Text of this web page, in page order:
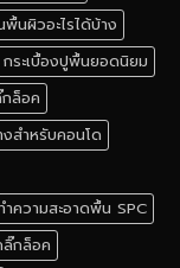
นผิวอะไรได้บ้าง
กระเบื้องปูพื้นยอดนิยม
กล็อค
งสำหรับคอนโด
ำความสะอาดพื้น SPC
กล็อค